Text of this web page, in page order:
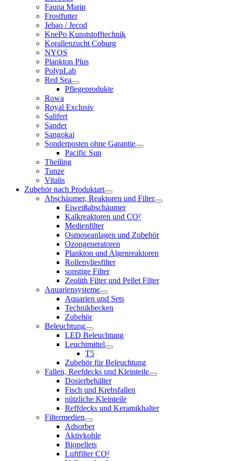
Fauna Marin
Frostfutter
Jebao / Jecod
KnePo Kunststofftechnik
Korallenzucht Coburg
NYOS
Plankton Plus
PolypLab
Red Sea
Pflegeprodukte
Rowa
Royal Exclusiv
Salifert
Sander
Sangokai
Sonderposten ohne Garantie
Pacific Sun
Theiling
Tunze
Vitalis
Zubehör nach Produktart
Abschäumer, Reaktoren und Filter
Eiweißabschäumer
Kalkreaktoren und CO²
Medienfilter
Osmoseanlagen und Zubehör
Ozongeneratoren
Plankton und Algenreaktoren
Rollenvliesfilter
sonstige Filter
Zeolith Filter und Pellet Filter
Aquariensysteme
Aquarien und Sets
Technikbecken
Zubehör
Beleuchtung
LED Beleuchtung
Leuchtmittel
T5
Zubehör für Beleuchtung
Fallen, Reefdecks und Kleinteile
Dosierbehälter
Fisch und Krebsfallen
nützliche Kleinteile
Reffdecks und Keramikhalter
Filtermedien
Adsorber
Aktivkohle
Biopellets
Luftfilter CO²